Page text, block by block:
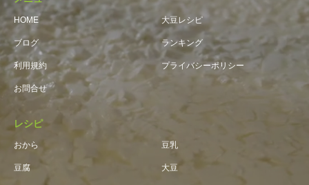
HOME 大豆レシピ
ブログ ランキング
利用規約 プライバシーポリシー
お問合せ
レシピ
おから 豆乳
豆腐 大豆